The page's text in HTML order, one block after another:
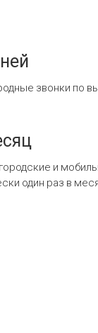
звонки по
и
один раз в